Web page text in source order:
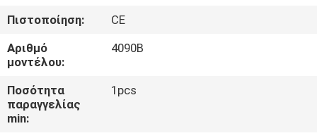
ΓΎΡΟΣ
ΕΡΓΟΣΤΑΣΊΩΝ
ΠΟΙΟΤΙΚΌΣ
ΈΛΕΓΧΟΣ
Πιστοποίηση:
CE
Αριθμό
μοντέλου:
4090B
Ποσότητα
παραγγελίας
min:
1pcs